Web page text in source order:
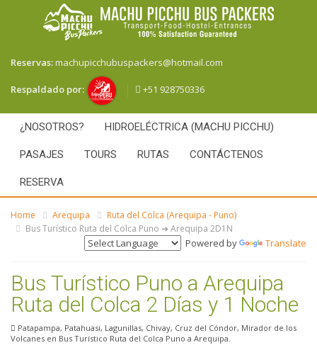
Reservas:machupicchubuspackers@hotmail.com
Respaldado por: +51 928750336
¿NOSOTROS? HIDROELÉCTRICA (MACHU PICCHU)
PASAJES TOURS RUTAS CONTÁCTENOS
RESERVA
Home Arequipa
Ruta del Colca (Arequipa - Puno)
Bus Turístico Ruta del Colca Puno ➔ Arequipa 2D1N
Powered by Translate
Bus Turístico Puno a Arequipa
Ruta del Colca 2 Días y 1 Noche
Patapampa, Patahuasi, Lagunillas, Chivay, Cruz del Cóndor, Mirador de los
Volcanes en Bus Turístico Ruta del Colca Puno a Arequipa.